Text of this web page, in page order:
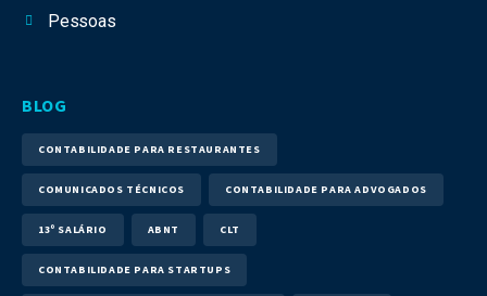
Pessoas
BLOG
CONTABILIDADE PARA RESTAURANTES
COMUNICADOS TÉCNICOS CONTABILIDADE PARA ADVOGADOS
13º SALÁRIO ABNT CLT
CONTABILIDADE PARA STARTUPS